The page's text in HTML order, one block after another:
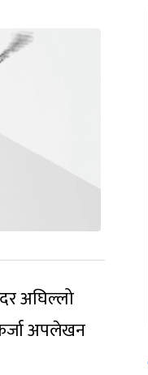
अघिल्लो
अपलेखन